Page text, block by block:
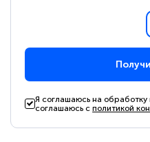
Я соглашаюсь на
соглашаюсь сполитикой